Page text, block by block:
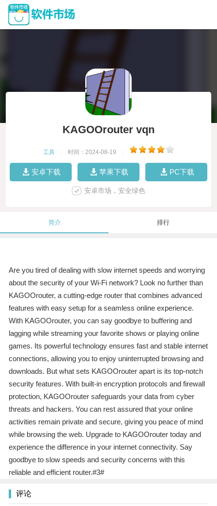
KAGOOrouter vqn
工具 时间：2024-08-19
安卓下载 苹果下载 PC下载
安卓市场，安全绿色
简介 排行
Are you tired of dealing with slow internet speeds and worrying
about the security of your Wi-Fi network? Look no further than
KAGOOrouter, a cutting-edge router that combines advanced
features with easy setup for a seamless online experience.
With KAGOOrouter, you can say goodbye to buffering and
lagging while streaming your favorite shows or playing online
games. Its powerful technology ensures fast and stable internet
connections, allowing you to enjoy uninterrupted browsing and
downloads. But what sets KAGOOrouter apart is its top-notch
security features. With built-in encryption protocols and firewall
protection, KAGOOrouter safeguards your data from cyber
threats and hackers. You can rest assured that your online
activities remain private and secure, giving you peace of mind
while browsing the web. Upgrade to KAGOOrouter today and
experience the difference in your internet connectivity. Say
goodbye to slow speeds and security concerns with this
reliable and efficient router.#3#
评论